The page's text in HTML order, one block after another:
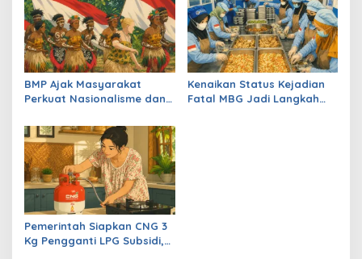
BMP Ajak Masyarakat
Perkuat Nasionalisme dan
Kenaikan Status Kejadian
Fatal MBG Jadi Langkah
Pemerintah Siapkan CNG 3
Kg Pengganti LPG Subsidi,